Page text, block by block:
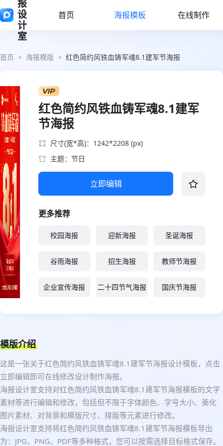
报
设
计
室
首页 海报模板 在线制作
首页 > 海报模版 > 红色简约风铁血铸军魂8.1建军节海报
红色简约风铁血铸军魂8.1建军
节海报
尺寸(宽*高)：1242*2208 (px)
主题：节日
立即编辑
更多推荐
校园海报 迎新海报 圣诞海报
谷雨海报 招生海报 教师节海报
企业宣传海报 二十四节气海报 国庆节海报
模版介绍
这是一张关于红色简约风铁血铸军魂8.1建军节海报设计模板，点击
立即编辑即可在线修改设计制作海报。
海报设计室支持对红色简约风铁血铸军魂8.1建军节海报模板的文字
素材等进行编辑和修改，包括但不限于字体颜色、字号大小、美化
图片素材、对背景和模版尺寸、排版等元素进行修改。
海报设计室支持将红色简约风铁血铸军魂8.1建军节海报模板导出
为：JPG、PNG、PDF等多种格式，您可以按需选择目标格式保存。